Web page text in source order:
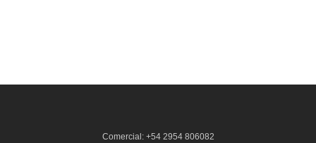
Comercial: +54 2954 806082